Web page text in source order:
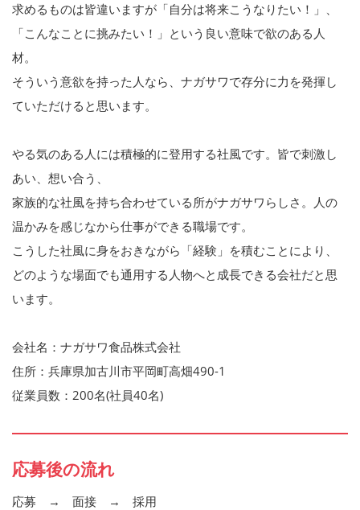
求めるものは皆違いますが「自分は将来こうなりたい！」、
「こんなことに挑みたい！」という良い意味で欲のある人
材。
そういう意欲を持った人なら、ナガサワで存分に力を発揮し
ていただけると思います。
やる気のある人には積極的に登用する社風です。皆で刺激し
あい、想い合う、
家族的な社風を持ち合わせている所がナガサワらしさ。人の
温かみを感じなから仕事ができる職場です。
こうした社風に身をおきながら「経験」を積むことにより、
どのような場面でも通用する人物へと成長できる会社だと思
います。
会社名：ナガサワ食品株式会社
住所：兵庫県加古川市平岡町高畑490-1
従業員数：200名(社員40名)
応募後の流れ
応募 → 面接 → 採用